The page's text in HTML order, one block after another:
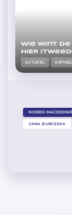
Wie wint de
HIER
ACTUEEL ARTIKEL
NOORD-MACEDONIË
JANA BURCESKA